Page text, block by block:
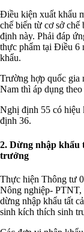
Điều kiện xuất khẩu
chế biến từ cơ sở
định này. Phải đáp
thực phẩm tại Điều 6
khẩu.
Trường hợp quốc gia
Nam thì áp dụng
Nghị định 55 có hiệu
định 36.
2. Dừng nhập khẩu
trưởng
Thực hiện Thông tư
Nông nghiệp- PTNT,
dừng nhập khẩu tất
sinh kích thích sinh